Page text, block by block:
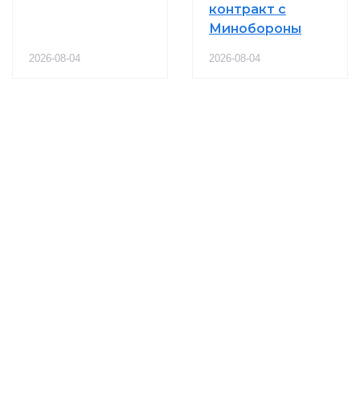
2026-08-04
контракт с
Минобороны
2026-08-04